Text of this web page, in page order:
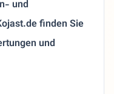
und
finden Sie
und